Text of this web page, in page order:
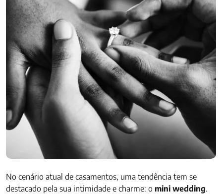
No cenário atual de casamentos, uma tendência tem se
destacado pela sua intimidade e charme: o mini wedding.